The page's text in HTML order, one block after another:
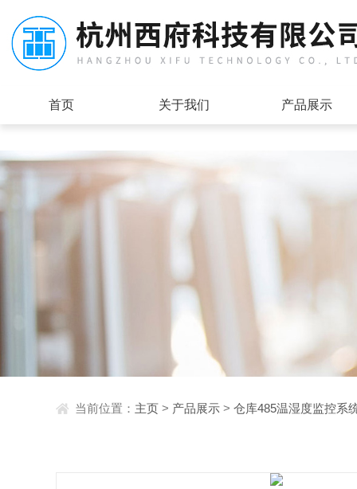
首页 关于我们 产品展示
当前位置： 主页 > 产品展示 > 仓库485温湿度监控系